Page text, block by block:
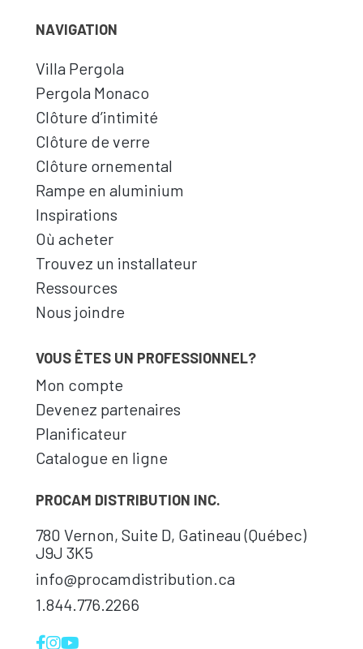
NAVIGATION
Villa Pergola
Pergola Monaco
Clôture d’intimité
Clôture de verre
Clôture ornemental
Rampe en aluminium
Inspirations
Où acheter
Trouvez un installateur
Ressources
Nous joindre
VOUS ÊTES UN PROFESSIONNEL?
Mon compte
Devenez partenaires
Planificateur
Catalogue en ligne
PROCAM DISTRIBUTION INC.
780 Vernon, Suite D, Gatineau (Québec)
J9J 3K5
info@procamdistribution.ca
1.844.776.2266